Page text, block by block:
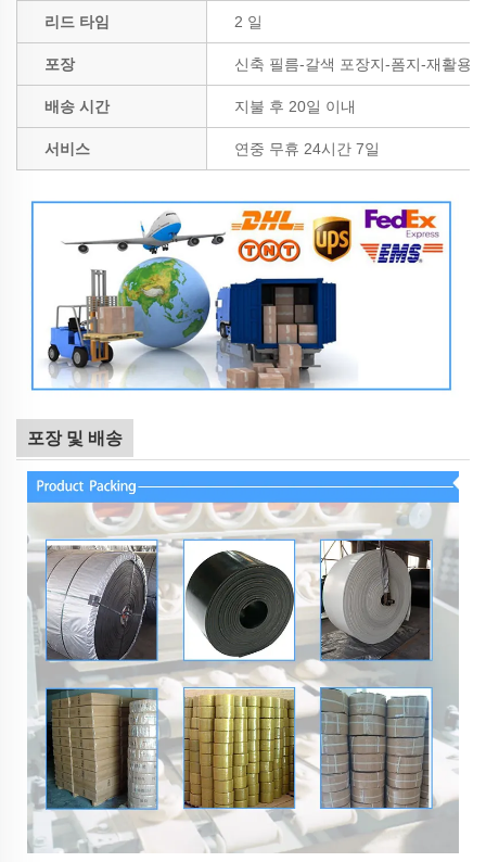
리드 타임 2 일
포장 신축 필름-갈색 포장지-폼지-재활용
배송 시간 지불 후 20일 이내
서비스 연중 무휴 24시간 7일
포장 및 배송